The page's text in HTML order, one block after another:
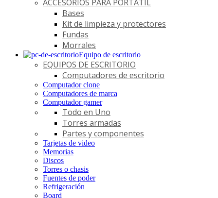
ACCESORIOS PARA PORTÁTIL
Bases
Kit de limpieza y protectores
Fundas
Morrales
Equipo de escritorio
EQUIPOS DE ESCRITORIO
Computadores de escritorio
Computador clone
Computadores de marca
Computador gamer
Todo en Uno
Torres armadas
Partes y componentes
Tarjetas de video
Memorias
Discos
Torres o chasis
Fuentes de poder
Refrigeración
Board